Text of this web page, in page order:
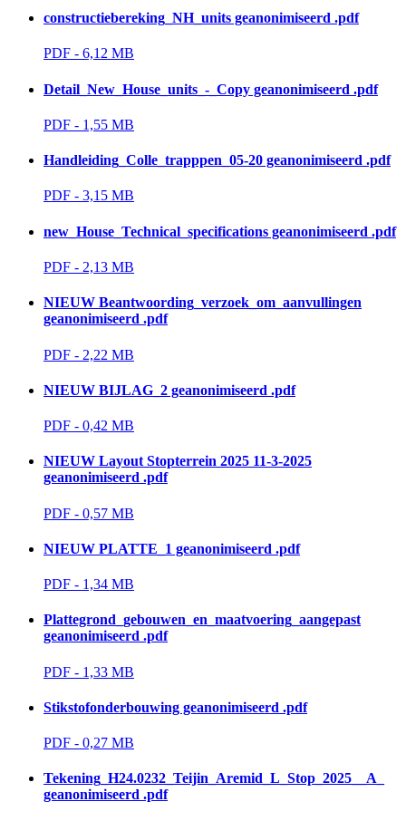
constructiebereking_NH_units geanonimiseerd .pdf
PDF - 6,12 MB
Detail_New_House_units_-_Copy geanonimiseerd .pdf
PDF - 1,55 MB
Handleiding_Colle_trapppen_05-20 geanonimiseerd .pdf
PDF - 3,15 MB
new_House_Technical_specifications geanonimiseerd .pdf
PDF - 2,13 MB
NIEUW Beantwoording_verzoek_om_aanvullingen
geanonimiseerd .pdf
PDF - 2,22 MB
NIEUW BIJLAG_2 geanonimiseerd .pdf
PDF - 0,42 MB
NIEUW Layout Stopterrein 2025 11-3-2025
geanonimiseerd .pdf
PDF - 0,57 MB
NIEUW PLATTE_1 geanonimiseerd .pdf
PDF - 1,34 MB
Plattegrond_gebouwen_en_maatvoering_aangepast
geanonimiseerd .pdf
PDF - 1,33 MB
Stikstofonderbouwing geanonimiseerd .pdf
PDF - 0,27 MB
Tekening_H24.0232_Teijin_Aremid_L_Stop_2025__A_
geanonimiseerd .pdf